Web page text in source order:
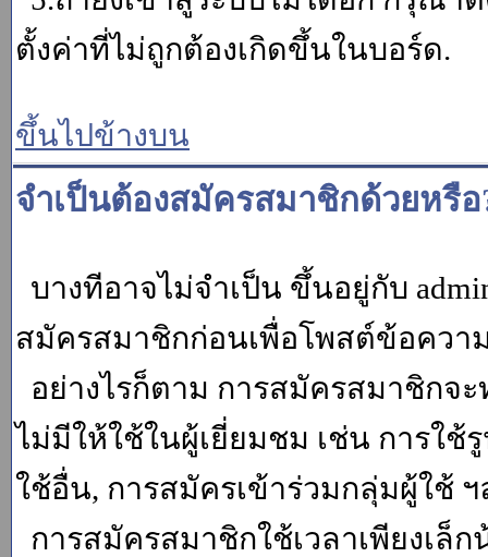
ตั้งค่าที่ไม่ถูกต้องเกิดขึ้นในบอร์ด.
ขึ้นไปข้างบน
จำเป็นต้องสมัครสมาชิกด้วยหรือ
บางทีอาจไม่จำเป็น ขึ้นอยู่กับ
สมัครสมาชิกก่อนเพื่อโพสต์ข้อควา
อย่างไรก็ตาม การสมัครสมาชิก
ไม่มีให้ใช้ในผู้เยี่ยมชม เช่น การใช้
ใช้อื่น, การสมัครเข้าร่วมกลุ่มผู้ใช้ ฯ
การสมัครสมาชิกใช้เวลาเพียงเ